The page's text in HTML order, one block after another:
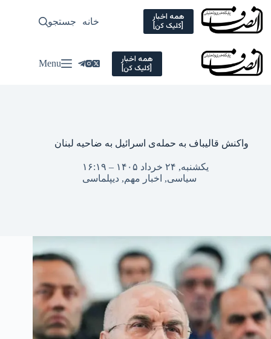
Skip
content
همه اخبار
[کلیک کن] خانه سیاسی
جستجو
همه اخبار
[کلیک کن] Menu
واکنش قالیباف به حمله‌ی اسرائیل به ضاحیه لبنان
یکشنبه, ۲۴ خرداد ۱۴۰۵ – ۱۶:۱۹
سیاسی, اخبار مهم, دیپلماسی